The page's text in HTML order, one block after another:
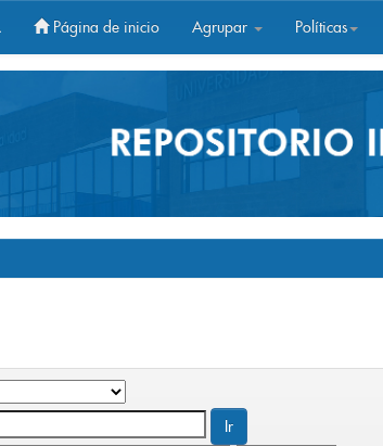
Página de inicio Agrupar Políticas